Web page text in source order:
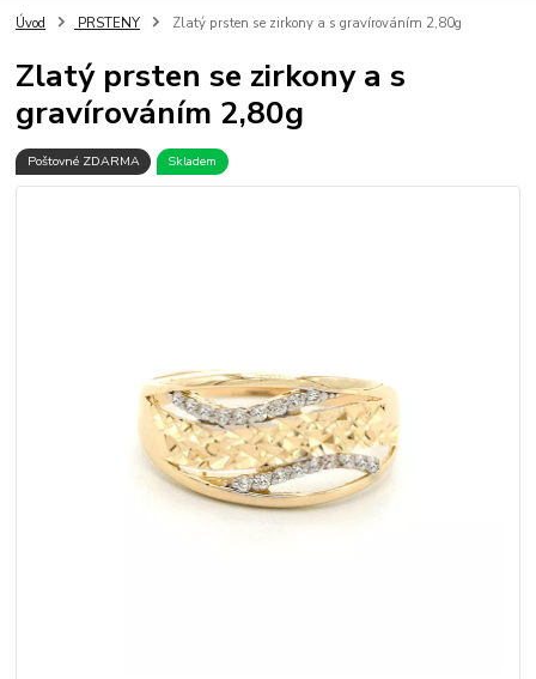
Úvod PRSTENY Zlatý prsten se zirkony a s gravírováním 2,80g
Zlatý prsten se zirkony a s
gravírováním 2,80g
Poštovné ZDARMA Skladem